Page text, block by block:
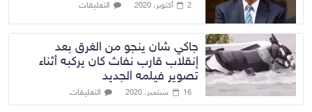
2 أكتوبر، 2020 التعليقات
جاكي شان ينجو من الغرق بعد
إنقلاب قارب نفاث كان يركبه أثناء
تصوير فيلمه الجديد
16 سبتمبر، 2020 التعليقات